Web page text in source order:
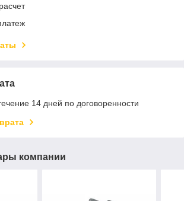
14 дней по договоренности
компании